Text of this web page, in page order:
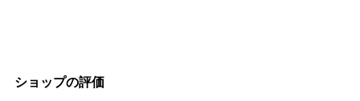
ショップの評価